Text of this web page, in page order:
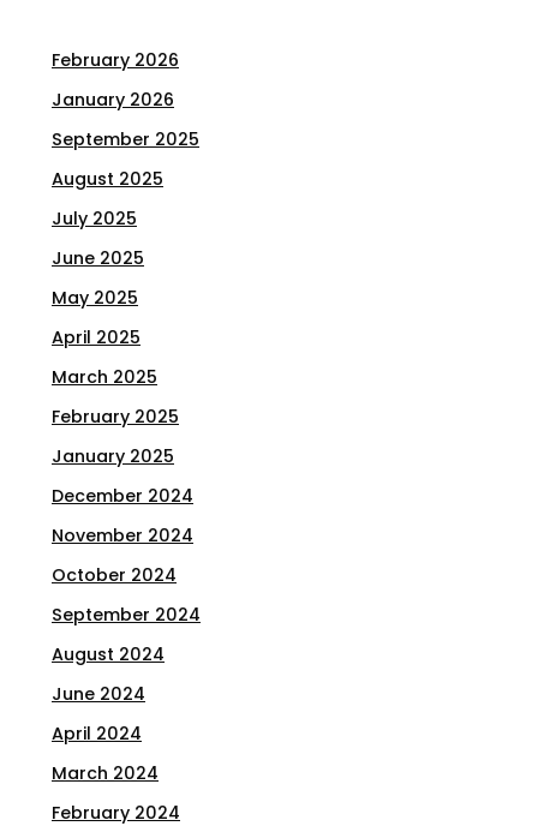
February 2026
January 2026
September 2025
August 2025
July 2025
June 2025
May 2025
April 2025
March 2025
February 2025
January 2025
December 2024
November 2024
October 2024
September 2024
August 2024
June 2024
April 2024
March 2024
February 2024